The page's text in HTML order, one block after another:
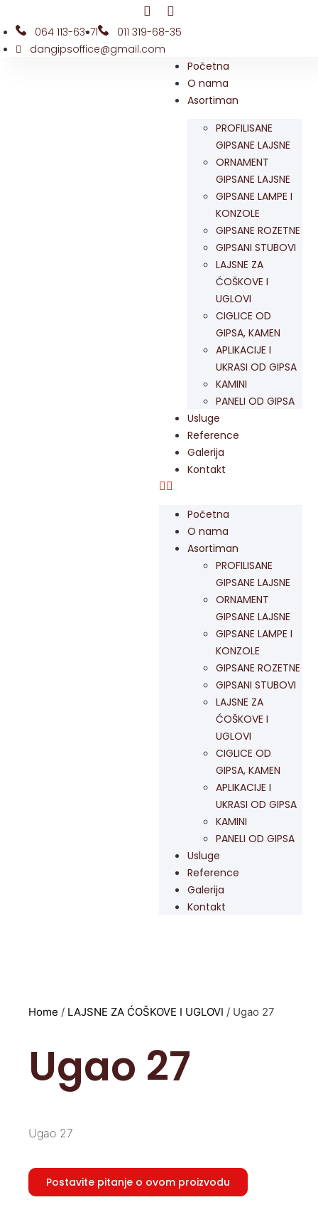
064 113-63-71
011 319-68-35
dangipsoffice@gmail.com
Početna
O nama
Asortiman
PROFILISANE
GIPSANE LAJSNE
ORNAMENT
GIPSANE LAJSNE
GIPSANE LAMPE I
KONZOLE
GIPSANE ROZETNE
GIPSANI STUBOVI
LAJSNE ZA
ĆOŠKOVE I
UGLOVI
CIGLICE OD
GIPSA, KAMEN
APLIKACIJE I
UKRASI OD GIPSA
KAMINI
PANELI OD GIPSA
Usluge
Reference
Galerija
Kontakt
Početna
O nama
Asortiman
PROFILISANE
GIPSANE LAJSNE
ORNAMENT
GIPSANE LAJSNE
GIPSANE LAMPE I
KONZOLE
GIPSANE ROZETNE
GIPSANI STUBOVI
LAJSNE ZA
ĆOŠKOVE I
UGLOVI
CIGLICE OD
GIPSA, KAMEN
APLIKACIJE I
UKRASI OD GIPSA
KAMINI
PANELI OD GIPSA
Usluge
Reference
Galerija
Kontakt
Home / LAJSNE ZA ĆOŠKOVE I UGLOVI / Ugao 27
Ugao 27
Ugao 27
Postavite pitanje o ovom proizvodu